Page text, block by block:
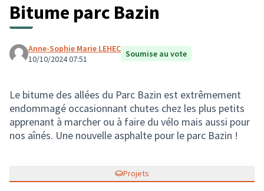
Bitume parc Bazin
Anne-Sophie Marie LEHEC
10/10/2024 07:51
Soumise au vote
Le bitume des allées du Parc Bazin est extrêmement
endommagé occasionnant chutes chez les plus petits
apprenant à marcher ou à faire du vélo mais aussi pour
nos aînés. Une nouvelle asphalte pour le parc Bazin !
Projets